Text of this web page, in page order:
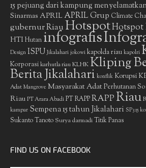
15 pejuang dari kampung
Sinarmas APRIL APRIL Grup Climate
gubernur RiauHotspotHotspot
HTIHutan infografis
Design ISPU Jikalahari jokowi kapolda riau kapolri
Korporasikarhutla riauKLHKKliping
Berita Jikalahari konflik Korupsi
Adat Mangrove Masyarakat AdatPerhutanan
Riau PT Arara Abadi PT RAPPRAPPRiau
kampar Sempena 15 tahun Jikalahari SP3 15
Sukanto Tanoto Surya darmadiTitik Panas
FIND US ON FACEBOOK